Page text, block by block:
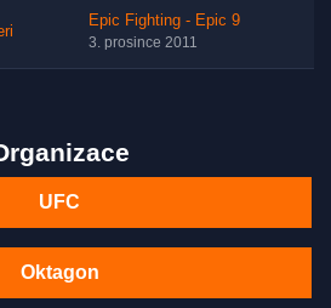
Epic Fighting - Epic 9
3. prosince 2011
UFC
Oktagon